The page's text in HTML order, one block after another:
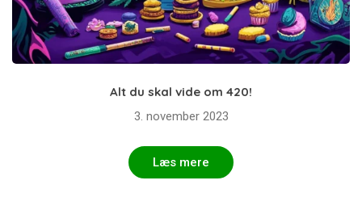
Alt du skal vide om 420!
3. november 2023
Læs mere